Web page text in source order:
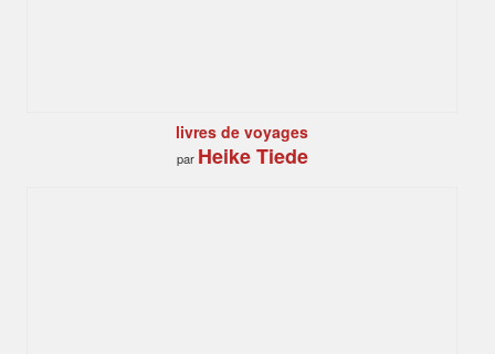
livres de voyages
par Heike Tiede